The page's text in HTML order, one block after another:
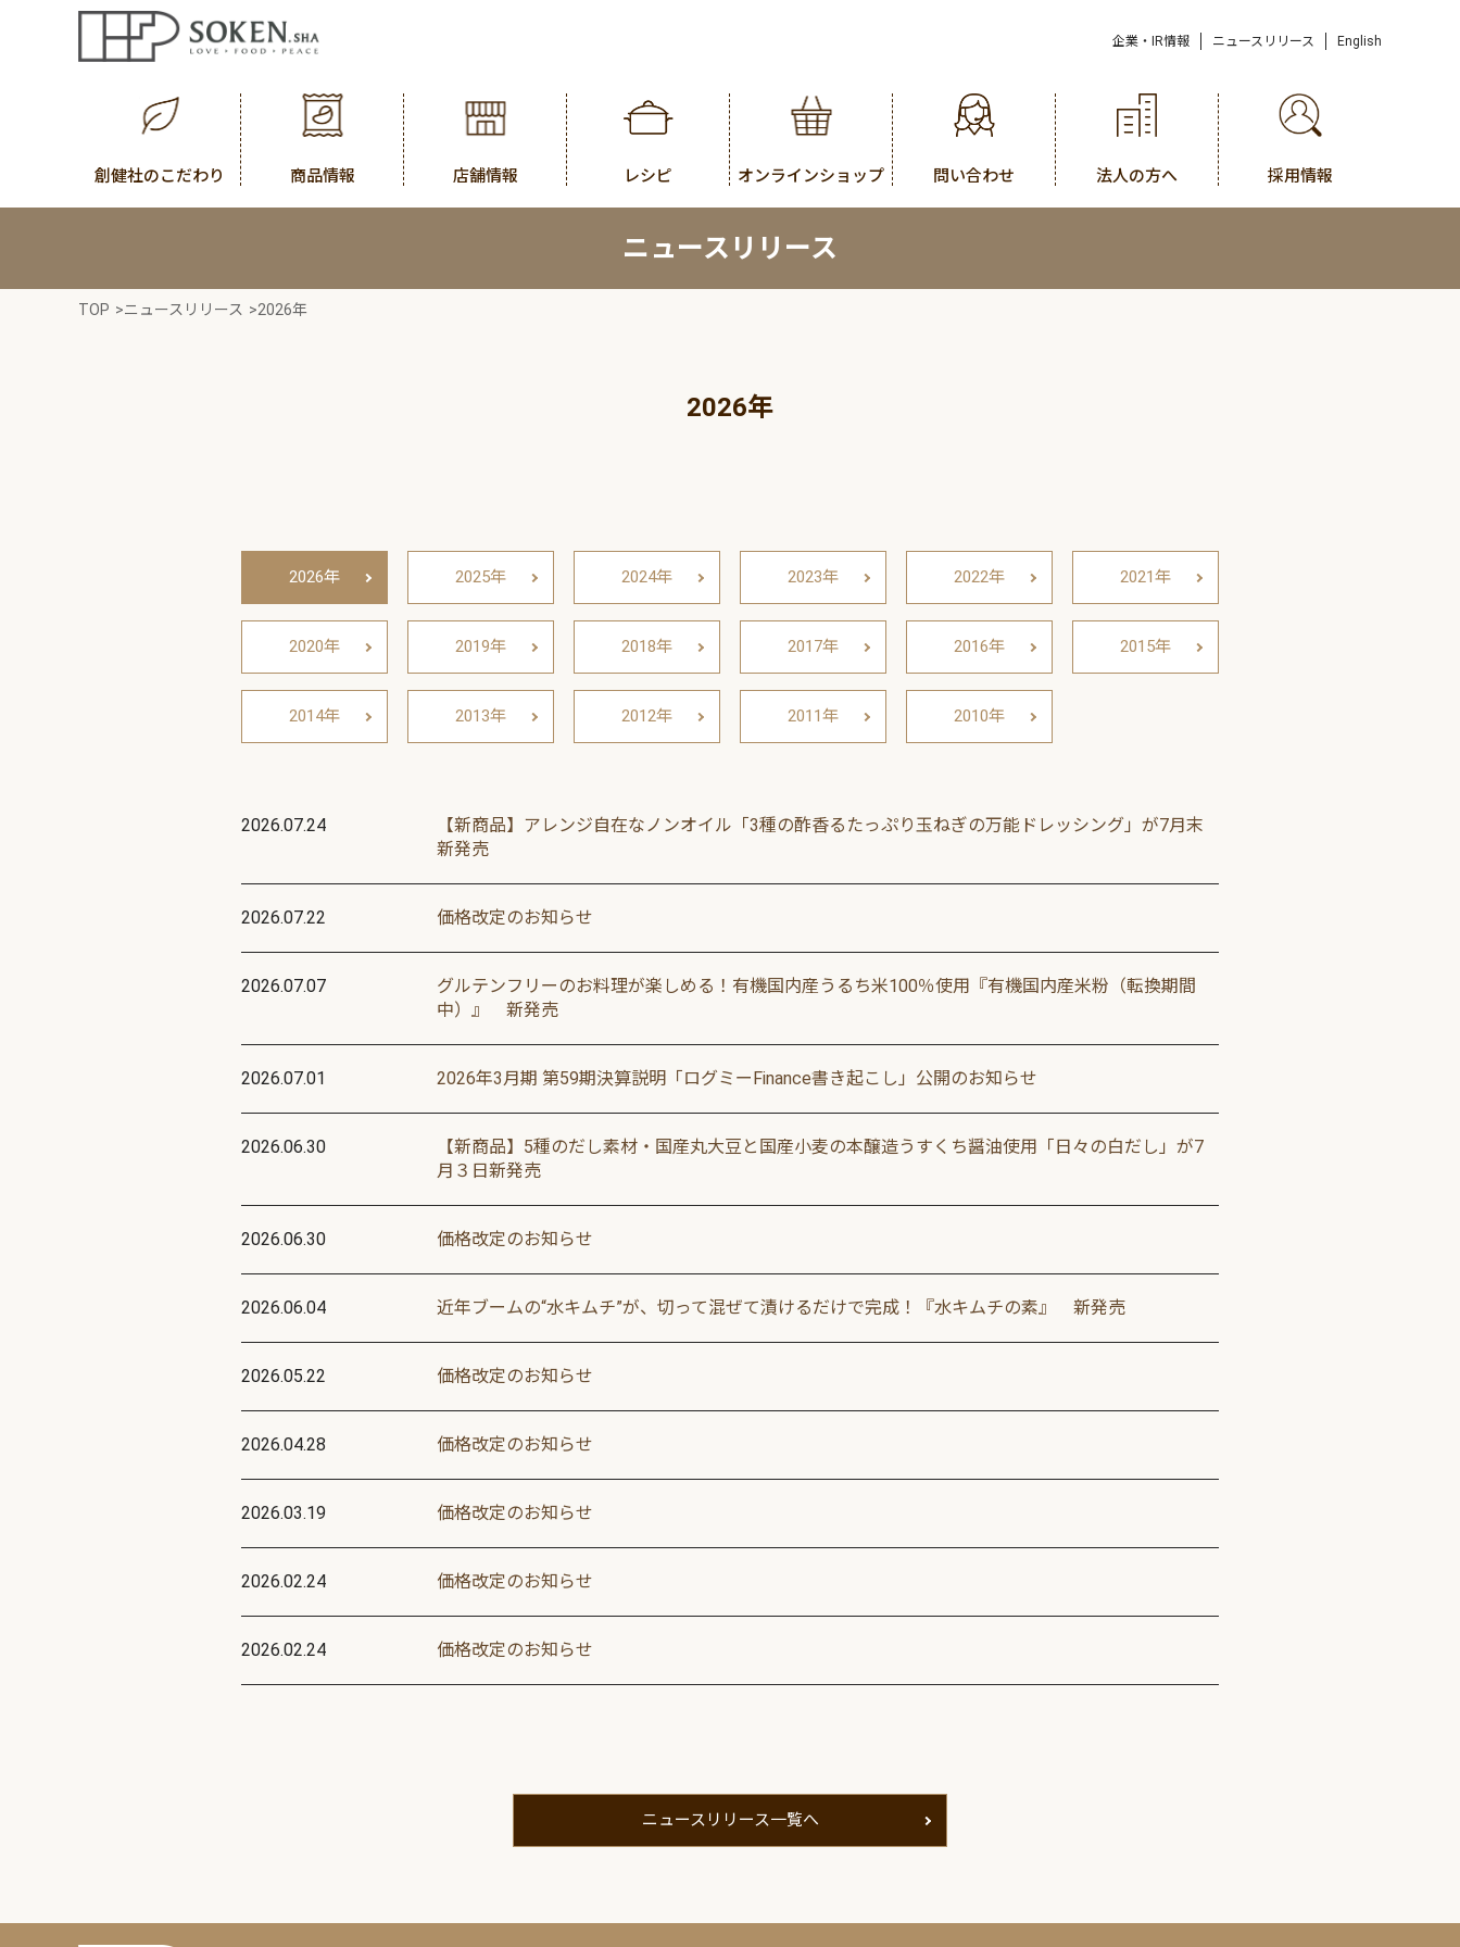
企業・IR情報 ニュースリリース English
創健社のこだわり 商品情報 店舗情報 レシピ オンラインショップ 問い合わせ 法人の方へ 採用情報
ニュースリリース
TOP >ニュースリリース >2026年
2026年
2026年 2025年 2024年 2023年 2022年 2021年
2020年 2019年 2018年 2017年 2016年 2015年
2014年 2013年 2012年 2011年 2010年
2026.07.24
【新商品】アレンジ自在なノンオイル「3種の酢香るたっぷり玉ねぎの万能ドレッシング」が7月末
新発売
2026.07.22 価格改定のお知らせ
2026.07.07
グルテンフリーのお料理が楽しめる！有機国内産うるち米100％使用『有機国内産米粉（転換期間
中）』 新発売
2026.07.01 2026年3⽉期 第59期決算説明「ログミーFinance書き起こし」公開のお知らせ
2026.06.30
【新商品】5種のだし素材・国産丸大豆と国産小麦の本醸造うすくち醤油使用「日々の白だし」が7
月３日新発売
2026.06.30 価格改定のお知らせ
2026.06.04 近年ブームの“水キムチ”が、切って混ぜて漬けるだけで完成！『水キムチの素』 新発売
2026.05.22 価格改定のお知らせ
2026.04.28 価格改定のお知らせ
2026.03.19 価格改定のお知らせ
2026.02.24 価格改定のお知らせ
2026.02.24 価格改定のお知らせ
ニュースリリース一覧へ